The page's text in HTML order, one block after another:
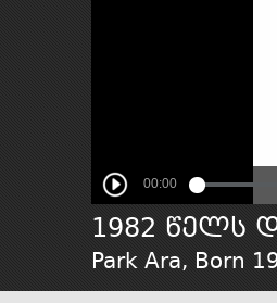
1982 წელს
Park Ara, Born